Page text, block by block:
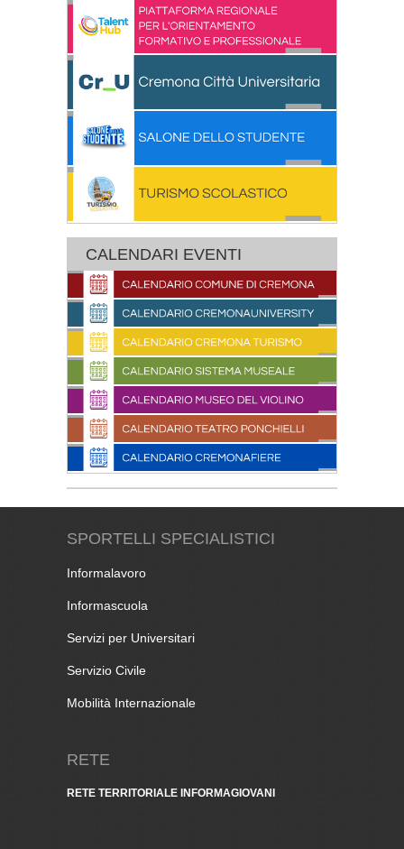
CALENDARI EVENTI
SPORTELLI SPECIALISTICI
Informalavoro
Informascuola
Servizi per Universitari
Servizio Civile
Mobilità Internazionale
RETE
RETE TERRITORIALE INFORMAGIOVANI